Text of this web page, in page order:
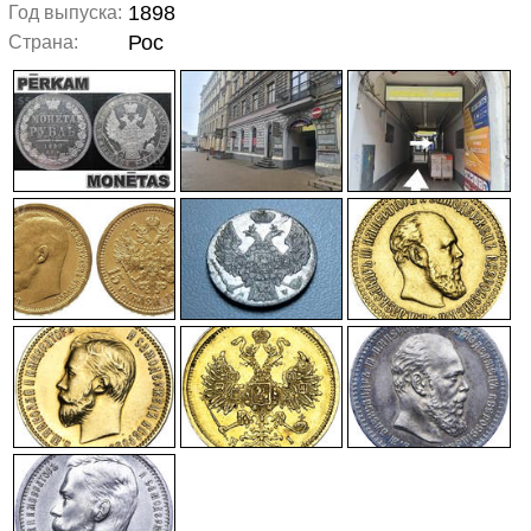
Год выпуска: 1898
Страна: Рос